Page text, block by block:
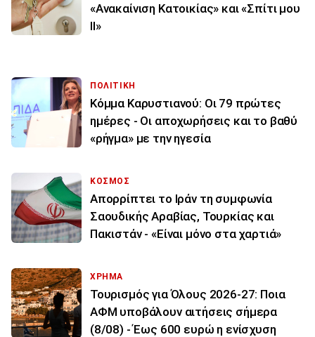
«Ανακαίνιση Κατοικίας» και «Σπίτι μου
ΙΙ»
ΠΟΛΙΤΙΚΗ
Κόμμα Καρυστιανού: Οι 79 πρώτες
ημέρες - Οι αποχωρήσεις και το βαθύ
«ρήγμα» με την ηγεσία
ΚΟΣΜΟΣ
Απορρίπτει το Ιράν τη συμφωνία
Σαουδικής Αραβίας, Τουρκίας και
Πακιστάν - «Είναι μόνο στα χαρτιά»
ΧΡΗΜΑ
Τουρισμός για Όλους 2026-27: Ποια
ΑΦΜ υποβάλουν αιτήσεις σήμερα
(8/08) - Έως 600 ευρώ η ενίσχυση